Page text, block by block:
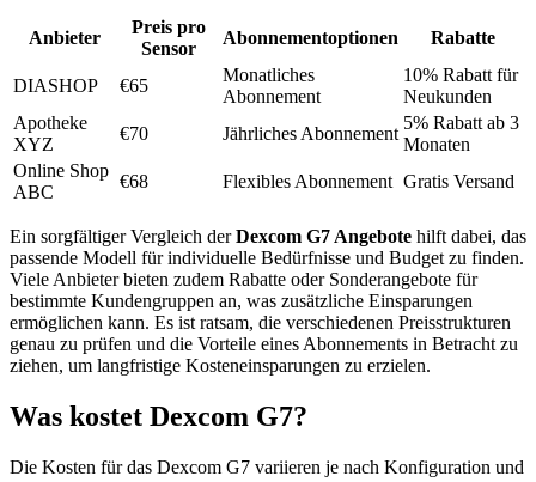
Anbieter
Preis pro
Sensor
Abonnementoptionen Rabatte
DIASHOP €65
Monatliches
Abonnement
10% Rabatt für
Neukunden
Apotheke
XYZ
€70 Jährliches Abonnement
5% Rabatt ab 3
Monaten
Online Shop
ABC
€68 Flexibles Abonnement Gratis Versand
Ein sorgfältiger Vergleich derDexcom G7 Angebote hilft dabei, das
passende Modell für individuelle Bedürfnisse und Budget zu finden.
Viele Anbieter bieten zudem Rabatte oder Sonderangebote für
bestimmte Kundengruppen an, was zusätzliche Einsparungen
ermöglichen kann. Es ist ratsam, die verschiedenen Preisstrukturen
genau zu prüfen und die Vorteile eines Abonnements in Betracht zu
ziehen, um langfristige Kosteneinsparungen zu erzielen.
Was kostet Dexcom G7?
Die Kosten für das Dexcom G7 variieren je nach Konfiguration und